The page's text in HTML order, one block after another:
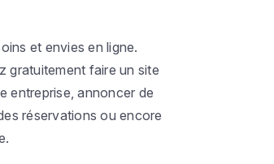
et envies en ligne.
gratuitement faire un site
entreprise, annoncer de
réservations ou encore